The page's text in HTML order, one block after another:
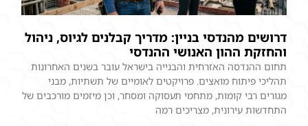
דרושים מהנדסי בניין: מדריך קבלנים לגיוס, ניהול
והחזקת ההון האנושי ההנדסי
תחום ההנדסה האזרחית והבנייה בישראל עובר בשנים האחרונות
תהליכי פיתוח מואצים. פרויקטים לאומיים של תשתיות, מבני
מגורים רבי קומות, מתחמי תעסוקה ומסחר, וכן מיזמים מורכבים של
התחדשות עירונית, מצריכים רמה